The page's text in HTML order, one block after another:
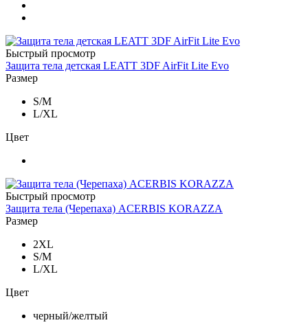
Быстрый просмотр
Защита тела детская LEATT 3DF AirFit Lite Evo
Размер
S/M
L/XL
Цвет
Быстрый просмотр
Защита тела (Черепаха) ACERBIS KORAZZA
Размер
2XL
S/M
L/XL
Цвет
черный/желтый